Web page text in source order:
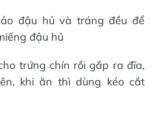
đậu hủ và tráng đều để
đậu hủ
trứng chín rồi gắp ra đĩa,
khi ăn thì dùng kéo cắt